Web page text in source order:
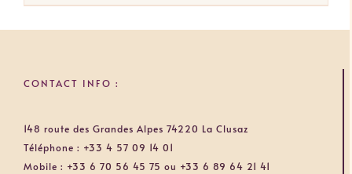
CONTACT INFO :
148 route des Grandes Alpes 74220 La Clusaz
Téléphone : +33 4 57 09 14 01
Mobile : +33 6 70 56 45 75 ou +33 6 89 64 21 41